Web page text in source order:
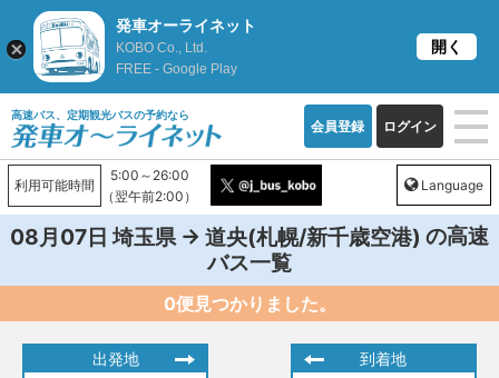
高速バス、定期観光バスの予約なら
会員登録 ログイン
利用可能時間
5:00～26:00
（翌午前2:00）
Language
08月07日埼玉県 → 道央(札幌/新千歳空港) の高速
バス一覧
0便見つかりました。
出発地 到着地
発車オーライネット
KOBO Co., Ltd.
FREE - Google Play
開く